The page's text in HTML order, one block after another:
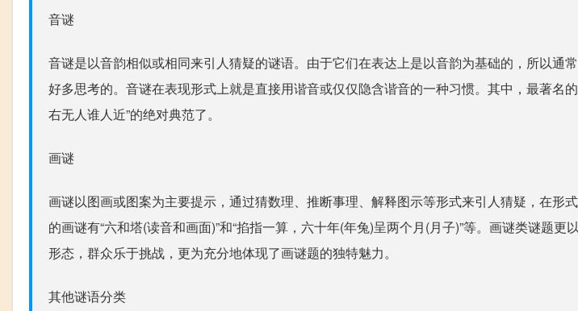
音谜
音谜是以音韵相似或相同来引人猜疑的谜语。由于它们在表达上是以音韵为基础的，所以通
好多思考的。音谜在表现形式上就是直接用谐音或仅仅隐含谐音的一种习惯。其中，最著名
右无人谁人近”的绝对典范了。
画谜
画谜以图画或图案为主要提示，通过猜数理、推断事理、解释图示等形式来引人猜疑，在形
的画谜有“六和塔(读音和画面)”和“掐指一算，六十年(年兔)呈两个月(月子)”等。画谜类谜题更
形态，群众乐于挑战，更为充分地体现了画谜题的独特魅力。
其他谜语分类